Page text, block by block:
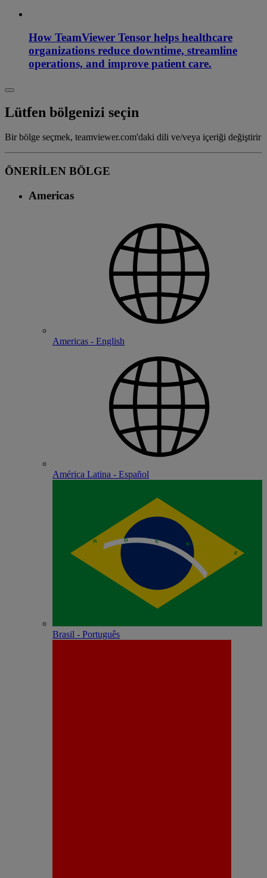
How TeamViewer Tensor helps healthcare
organizations reduce downtime, streamline
operations, and improve patient care.
Lütfen bölgenizi seçin
Bir bölge seçmek, teamviewer.com'daki dili ve/veya içeriği değiştirir
ÖNERİLEN BÖLGE
Americas
Americas - English
América Latina - Español
Brasil - Português